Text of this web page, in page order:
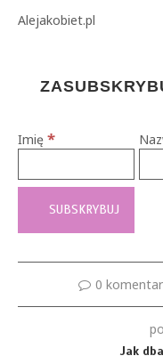
Alejakobiet.pl
Imię *
0
Jak